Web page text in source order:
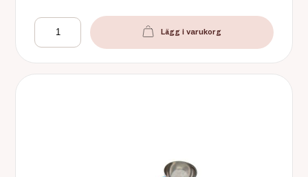
Lägg i varukorg